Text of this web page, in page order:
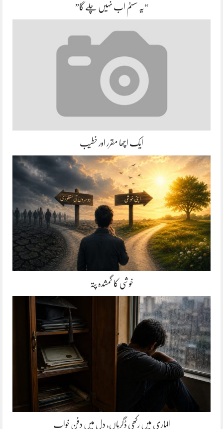
“یہ سسٹم اب نہیں چلے گا”
ایک اچھا مقرر اور خطیب
خوشی کا گمشدہ پتہ
الماری میں رکھی ڈگریاں، دل میں دفن خواب